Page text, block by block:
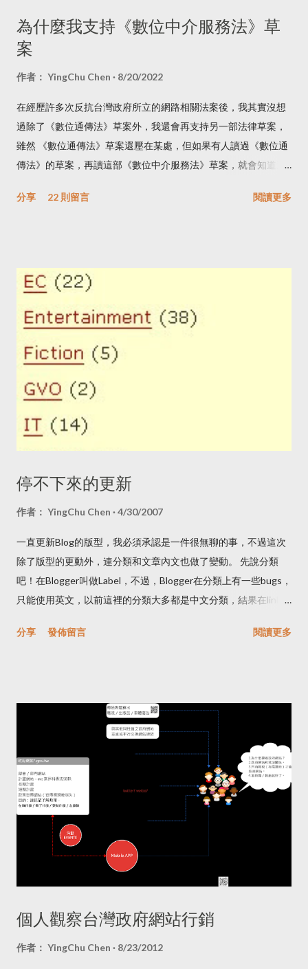
為什麼我支持《數位中介服務法》草
案
作者： YingChu Chen 8/20/2022
在經歷許多次反抗台灣政府所立的網路相關法案後，我其實沒想
過除了《數位通傳法》草案外，我還會再支持另一部法律草案，
雖然 《數位通傳法》草案還壓在某處，但如果有人讀過《數位通
傳法》的草案，再讀這部《數位中介服務法》草案，就會知道這
重要的，這是我第一次看到引入國際網路治理多方利害關係人機
歐盟《數位服務法》，因為我在讀《數位服務法》草案時，該草
它，而且更多著重在預防盜版、仿冒，保護消費者的法案。所以
限縮言論自由時，我其實是一頭問號的，但一直到今天我才有時
閱讀法案的心得，與擔任的職務無關。 如果最近注意一下網路的
資訊，有幾件事該注意一下： 有許多人在社群平台，如Facebook
或是其他網路看到一些廣告，而這些廣告可能是要你支持台灣農
產品、台灣製的產品，結果你收到時，上面還寫著簡體字，通常
年時就有新聞稿在警告「 一頁式廣告詐騙多 小心查證保障多
」，之後像公視或是其他單位都有相關的活動在提醒大家小心這
保留證據，等到追查到時已經找不到對方了。 有不少親密照片與
影片在情侶分手後，被報復性的上傳到情色網站或透過即時通訊
傳到親友的帳號裡，或是被洩露個資，遭到公開的霸凌。 之前有
一個專題：「 青春煉獄：網路獵騙性私密影像事件簿 」，光是讀
完這個專題報導我就覺得受傷。 有人使用 Deep Fake 把台灣名人
電話問某個部會，如果消費者在國外電子商務平台買東西，但資
料被外洩怎麼辦？雖然政府願意協助，但衡量至國外打官司的時
間和成本，就會讓人卻步。 有些行為在現實世界裡有法...
分享 22 則留言 閱讀更多
停不下來的更新
作者： YingChu Chen 4/30/2007
一直更新Blog的版型，我必須承認是一件很無聊的事，不過這次
除了版型的更動外，連分類和文章內文也做了變動。 先說分類
吧！在Blogger叫做Label，不過，Blogger在分類上有一些bugs，
只能使用英文，以前這裡的分類大多都是中文分類，結果在link上
項目，把出版的文章和一些教學的文章分開來，雖然已經很久沒
以在分類上就出現了如右圖一般的情況，在英文標籤裡會有文
章，但是在中文標籤裡是沒有文章出現的，但奇怪的是，有些中
文標籤已經不見了，然而在Beauty-Beta這個部落格裡，我也做
了分類上的變動，由於以前用英文開頭的Label，所以在label的變
動上倒是不用擔心會有這樣的情況。 再來是文章的內容，把以前
的文章重新分類，標題前面的一些全形符號或是分類刪掉，除了
一些比較特殊的，我會留著，例如壹陸壹，因為在label裡為了統
一，我留著原本的E61，但人家的店名是壹陸壹，所以留下文章
標題前面的中文分類，另外像是Entertainment項目裡，可能有音
樂，可能有電影，就會在前面留下中文分類。 前簡單的CSS和
間鑽研當然是好事，可是轉換後，我一直沒有時間去改，當然多
半也是因為懶，到現在也是拿別人做好的版型去改配色而已，所
分享 發佈留言 閱讀更多
個人觀察台灣政府網站行銷
作者： YingChu Chen 8/23/2012